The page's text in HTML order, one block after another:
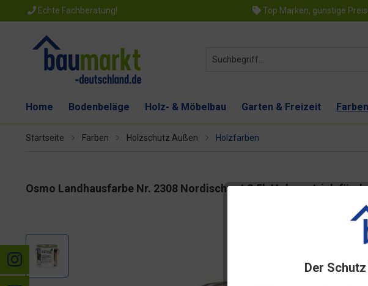
Echte Fachberatung! Top Marken, günstige
Home Bodenbeläge Holz- & Möbelbau Garten & Freizeit Farben
Der
Startseite Farben Holzschutz Außen Holzfarben
Osmo Landhausfarbe Nr. 2308 Nordisch rot 2,5l, Holzanstrich für